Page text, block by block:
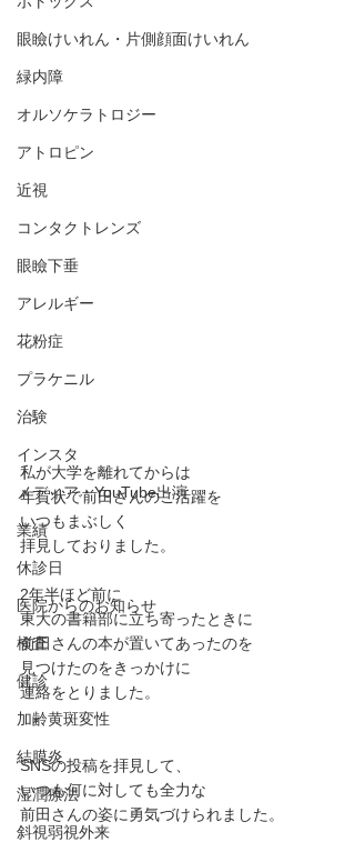
眼瞼けいれん・片側顔面けいれん
緑内障
オルソケラトロジー
アトロピン
近視
コンタクトレンズ
眼瞼下垂
アレルギー
花粉症
プラケニル
治験
インスタ
メディア・YouTube出演
業績
休診日
医院からのお知らせ
検査
健診
加齢黄斑変性
結膜炎
湿潤療法
斜視弱視外来
私が大学を離れてからは
年賀状で前田さんのご活躍を
いつもまぶしく
拝見しておりました。
2年半ほど前に
東大の書籍部に立ち寄ったときに
前田さんの本が置いてあったのを
見つけたのをきっかけに
連絡をとりました。
SNSの投稿を拝見して、
いつも何に対しても全力な
前田さんの姿に勇気づけられました。